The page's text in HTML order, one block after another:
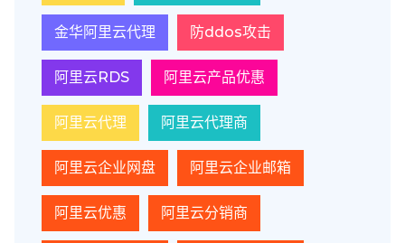
金华阿里云代理 防ddos攻击
阿里云RDS 阿里云产品优惠
阿里云代理 阿里云代理商
阿里云企业网盘 阿里云企业邮箱
阿里云优惠 阿里云分销商